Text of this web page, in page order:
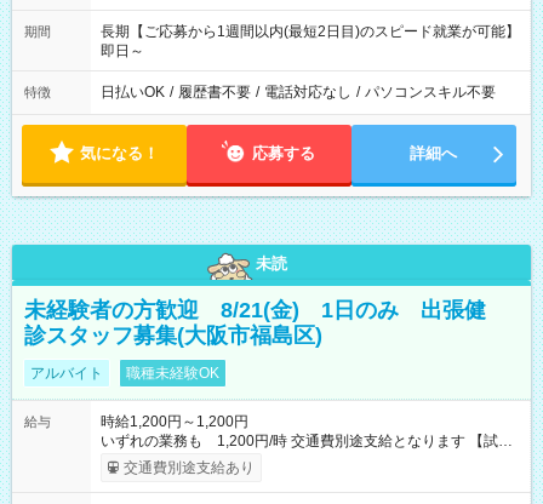
期間
長期【ご応募から1週間以内(最短2日目)のスピード就業が可能】
即日～
特徴 日払いOK / 履歴書不要 / 電話対応なし / パソコンスキル不要
気になる！ 応募する 詳細へ
未読
未経験者の方歓迎 8/21(金) 1日のみ 出張健
診スタッフ募集(大阪市福島区)
アルバイト 職種未経験OK
給与
時給1,200円～1,200円
いずれの業務も 1,200円/時 交通費別途支給となります 【試用
期間】試用期間なし
交通費別途支給あり